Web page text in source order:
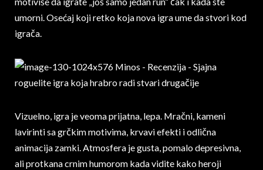
umorni. Osećaj koji retko koja nova igra ume da stvori kod
igrača.
Vizuelno, igra je veoma prijatna, lepa. Mračni, kameni
lavirinti sa grčkim motivima, krvavi efekti i odlična
animacija zamki. Atmosfera je gusta, pomalo depresivna,
ali protkana crnim humorom kada vidite kako heroji